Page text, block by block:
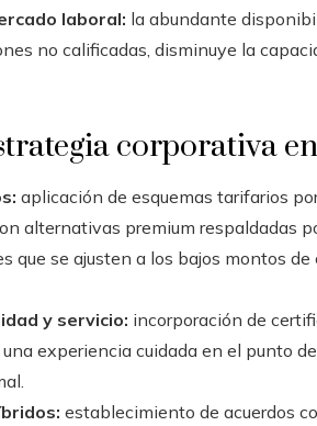
laboral: la abundante
no calificadas, disminuye la
corporativa
aplicación de esquemas tarifarios
alternativas premium respaldadas
que se ajusten a los bajos montos
y servicio: incorporación de
experiencia cuidada en el punto
establecimiento de acuerdos